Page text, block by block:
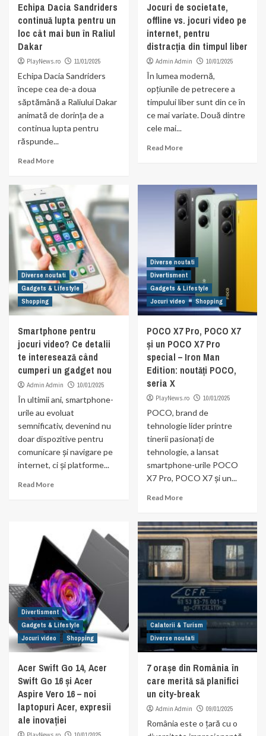
Echipa Dacia Sandriders
continuă lupta pentru un
loc cât mai bun în Raliul
Dakar
PlayNews.ro 11/01/2025
Echipa Dacia Sandriders
începe cea de-a doua
săptămână a Raliului Dakar
animată de dorința de a
continua lupta pentru
răspunde...
Read More
Jocuri de societate,
offline vs. jocuri video pe
internet, pentru
distracția din timpul liber
Admin Admin 10/01/2025
În lumea modernă,
opțiunile de petrecere a
timpului liber sunt din ce în
ce mai variate. Două dintre
cele mai...
Read More
Diverse noutati
Gadgets & Lifestyle
Shopping
Smartphone pentru
jocuri video? Ce detalii
te interesează când
cumperi un gadget nou
Admin Admin 10/01/2025
În ultimii ani, smartphone-
urile au evoluat
semnificativ, devenind nu
doar dispozitive pentru
comunicare și navigare pe
internet, ci și platforme...
Read More
Diverse noutati
Divertisment
Gadgets & Lifestyle
Jocuri video
Shopping
POCO X7 Pro, POCO X7
și un POCO X7 Pro
special – Iron Man
Edition: noutăți POCO,
seria X
PlayNews.ro 10/01/2025
POCO, brand de
tehnologie lider printre
tinerii pasionați de
tehnologie, a lansat
smartphone-urile POCO
X7 Pro, POCO X7 și un...
Read More
Divertisment
Gadgets & Lifestyle
Jocuri video
Shopping
Acer Swift Go 14, Acer
Swift Go 16 și Acer
Aspire Vero 16 – noi
laptopuri Acer, expresii
ale inovației
Calatorii & Turism
Diverse noutati
7 orașe din România în
care merită să planifici
un city-break
Admin Admin 09/01/2025
România este o țară cu o